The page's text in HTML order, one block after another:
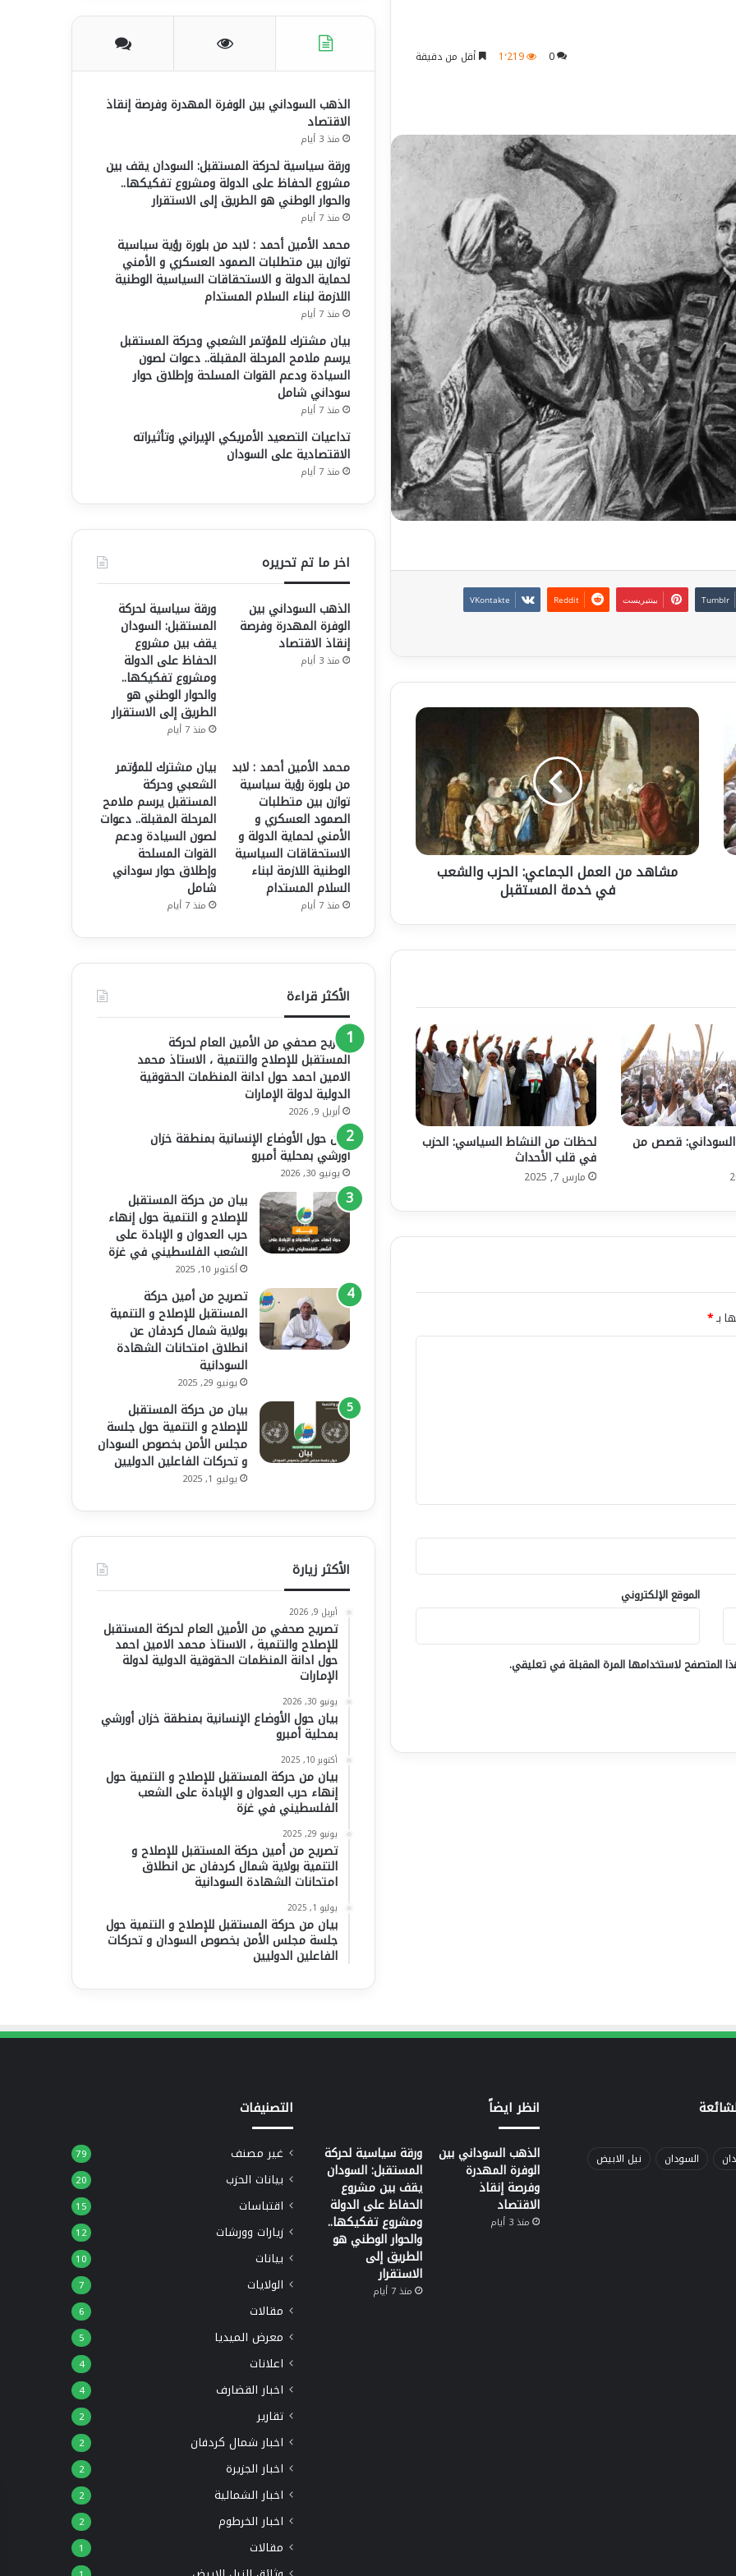
0 1٬219 أقل من دقيقة
بينتيريست
م
ه
د
م
ن
ل
ا
ع
ي
ا
ل
ح
ز
ب
و
ع
ب
ة
مشاهد من العمل الجماعي: الحزب والشعب
في خدمة المستقبل
قصص من لحظات من النشاط السياسي: الحزب
في قلب الأحداث
مارس 7, 2025
بـ*
الموقع الإلكتروني
المتصفح لاستخدامها المرة المقبلة في تعليقي.
س
و
ك
ت
و
ب
س
ق
ر
م
ل
ر
ا
الذهب السوداني بين الوفرة المهدرة وفرصة إنقاذ
الاقتصاد
منذ 3 أيام
ورقة سياسية لحركة المستقبل: السودان يقف بين
مشروع الحفاظ على الدولة ومشروع تفكيكها..
والحوار الوطني هو الطريق إلى الاستقرار
منذ 7 أيام
محمد الأمين أحمد : لابد من بلورة رؤية سياسية
توازن بين متطلبات الصمود العسكري و الأمني
لحماية الدولة و الاستحقاقات السياسية الوطنية
اللازمة لبناء السلام المستدام
منذ 7 أيام
بيان مشترك للمؤتمر الشعبي وحركة المستقبل
يرسم ملامح المرحلة المقبلة.. دعوات لصون
السيادة ودعم القوات المسلحة وإطلاق حوار
سوداني شامل
منذ 7 أيام
تداعيات التصعيد الأمريكي الإيراني وتأثيراته
الاقتصادية على السودان
منذ 7 أيام
اخر ما تم تحريره
الذهب السوداني بين
الوفرة المهدرة وفرصة
إنقاذ الاقتصاد
منذ 3 أيام
ورقة سياسية لحركة
المستقبل: السودان
يقف بين مشروع
الحفاظ على الدولة
ومشروع تفكيكها..
والحوار الوطني هو
الطريق إلى الاستقرار
منذ 7 أيام
محمد الأمين أحمد : لابد
من بلورة رؤية سياسية
توازن بين متطلبات
الصمود العسكري و
الأمني لحماية الدولة و
الاستحقاقات السياسية
الوطنية اللازمة لبناء
السلام المستدام
منذ 7 أيام
بيان مشترك للمؤتمر
الشعبي وحركة
المستقبل يرسم ملامح
المرحلة المقبلة.. دعوات
لصون السيادة ودعم
القوات المسلحة
وإطلاق حوار سوداني
شامل
منذ 7 أيام
الأكثر قراءة
تصريح صحفي من الأمين العام لحركة
المستقبل للإصلاح والتنمية ، الاستاذ محمد
الامين احمد حول ادانة المنظمات الحقوقية
الدولية لدولة الإمارات
أبريل 9, 2026
بيان حول الأوضاع الإنسانية بمنطقة خزان
أورشي بمحلية أمبرو
يونيو 30, 2026
بيان من حركة المستقبل
للإصلاح و التنمية حول إنهاء
حرب العدوان و الإبادة على
الشعب الفلسطيني في غزة
أكتوبر 10, 2025
تصريح من أمين حركة
المستقبل للإصلاح و التنمية
بولاية شمال كردفان عن
انطلاق امتحانات الشهادة
السودانية
يونيو 29, 2025
بيان من حركة المستقبل
للإصلاح و التنمية حول جلسة
مجلس الأمن بخصوص السودان
و تحركات الفاعلين الدوليين
يوليو 1, 2025
الأكثر زيارة
أبريل 9, 2026
تصريح صحفي من الأمين العام لحركة المستقبل
للإصلاح والتنمية ، الاستاذ محمد الامين احمد
حول ادانة المنظمات الحقوقية الدولية لدولة
الإمارات
يونيو 30, 2026
بيان حول الأوضاع الإنسانية بمنطقة خزان أورشي
بمحلية أمبرو
أكتوبر 10, 2025
بيان من حركة المستقبل للإصلاح و التنمية حول
إنهاء حرب العدوان و الإبادة على الشعب
الفلسطيني في غزة
يونيو 29, 2025
تصريح من أمين حركة المستقبل للإصلاح و
التنمية بولاية شمال كردفان عن انطلاق
امتحانات الشهادة السودانية
يوليو 1, 2025
بيان من حركة المستقبل للإصلاح و التنمية حول
جلسة مجلس الأمن بخصوص السودان و تحركات
الفاعلين الدوليين
السودان نيل الابيض
انظر ايضاً
الذهب السوداني بين
الوفرة المهدرة
وفرصة إنقاذ
الاقتصاد
منذ 3 أيام
ورقة سياسية لحركة
المستقبل: السودان
يقف بين مشروع
الحفاظ على الدولة
ومشروع تفكيكها..
والحوار الوطني هو
الطريق إلى
الاستقرار
منذ 7 أيام
التصنيفات
غير مصنف 79
بيانات الحزب 20
اقتباسات 15
زيارات وورشات 12
بيانات 10
الولايات 7
مقالات 6
معرض الميديا 5
اعلانات 4
اخبار القضارف 4
تقارير 2
اخبار شمال كردفان 2
اخبار الجزيرة 2
اخبار الشمالية 2
اخبار الخرطوم 2
مقالات 1